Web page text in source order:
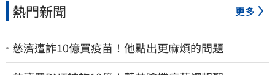
熱門新聞 更多
慈濟遭詐10億買疫苗！他點出更麻煩的問題